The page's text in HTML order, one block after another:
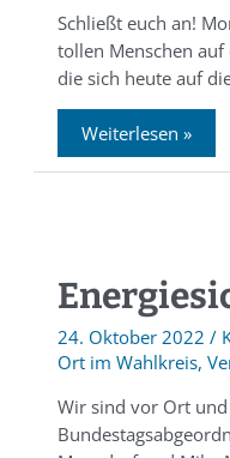
Schließt euch an!
tollen Menschen auf
die sich heute auf
Weiterlesen »
24. Oktober 2022 /
Ort im Wahlkreis,
Wir sind vor Ort und